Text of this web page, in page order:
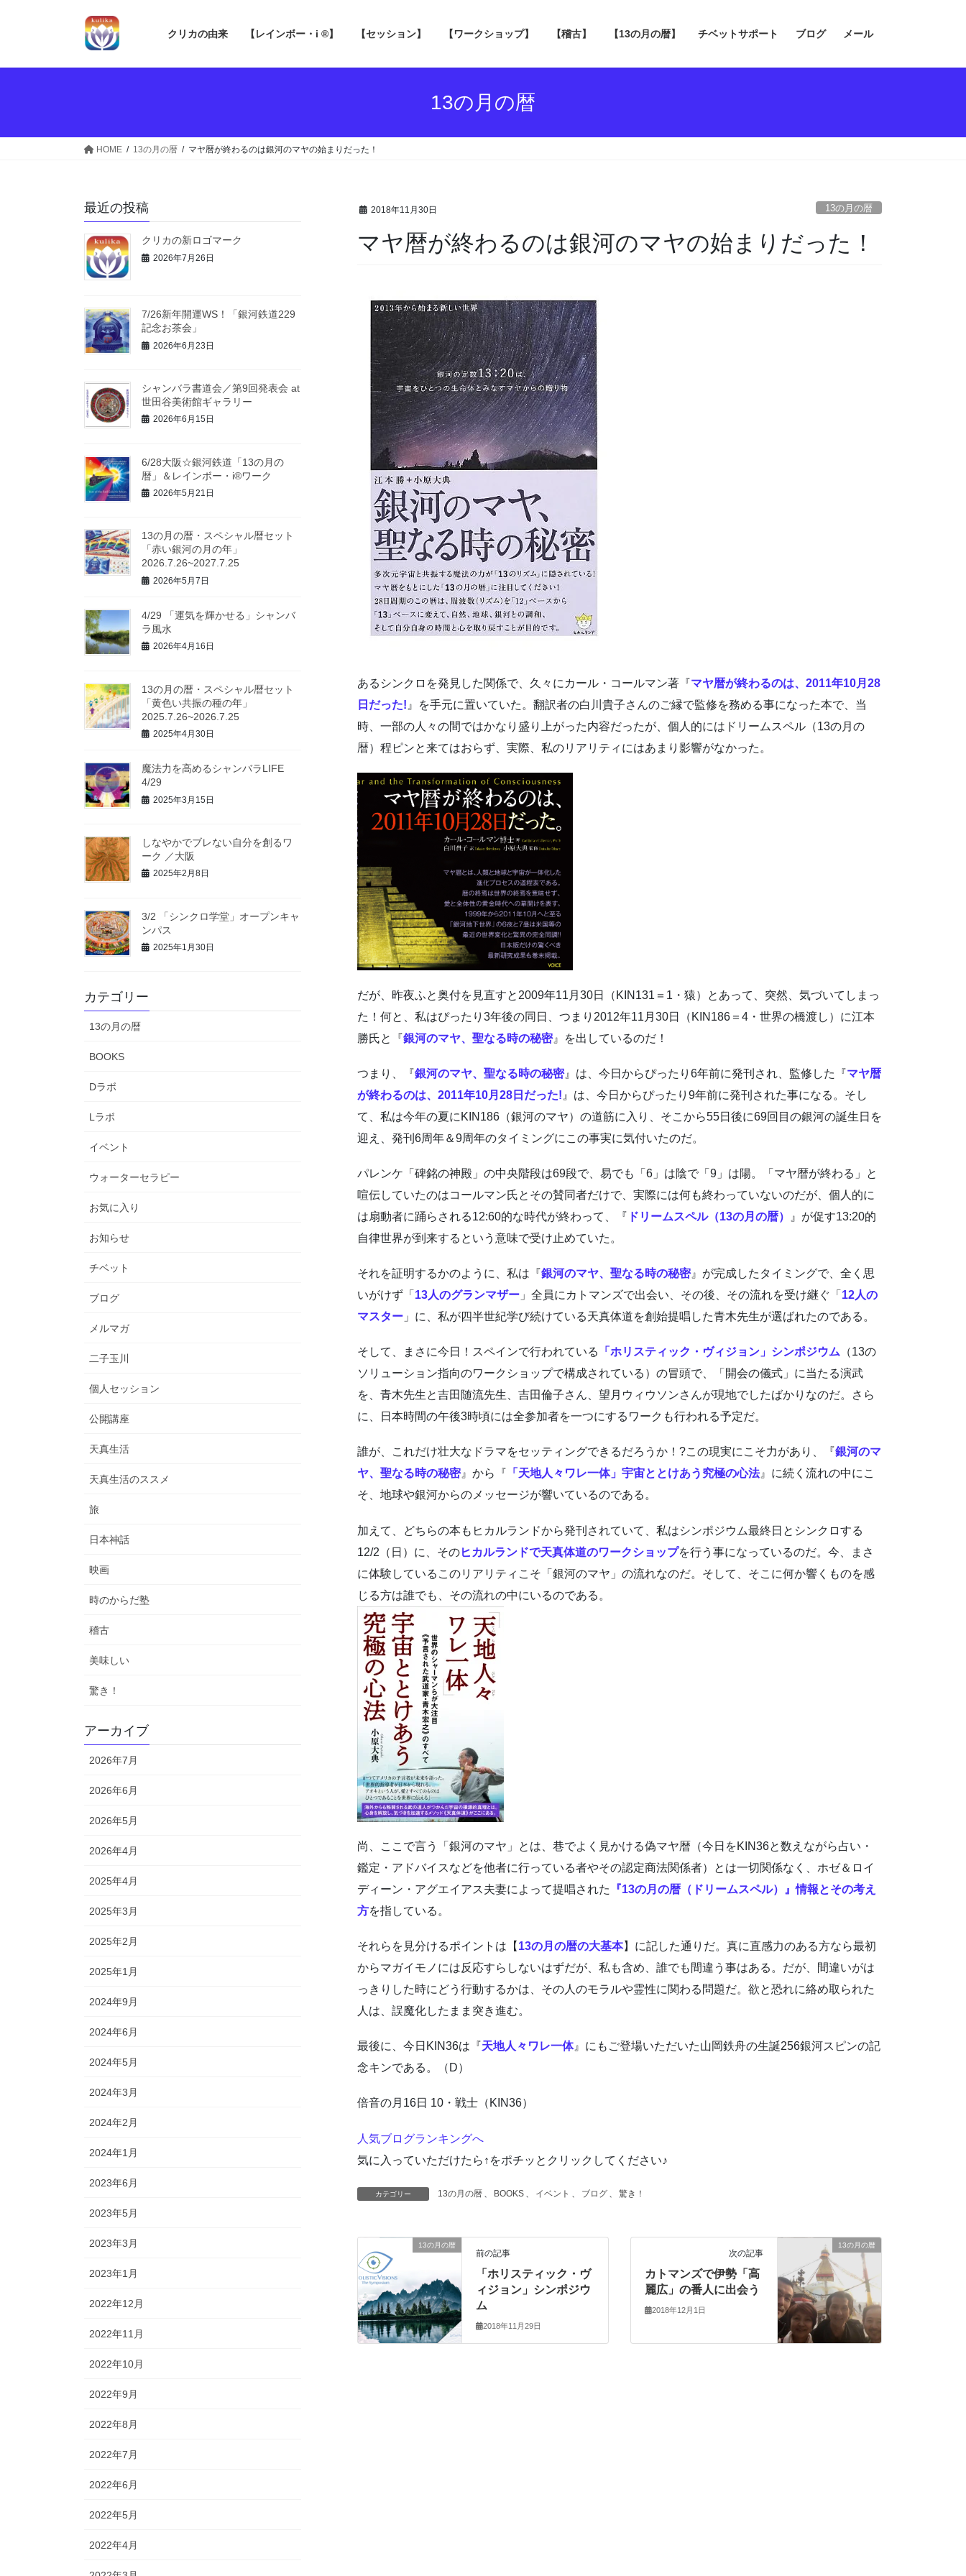
クリカの由来 【レインボー・i ®】 【セッション】 【ワークショップ】 【稽古】 【13の月の暦】 チベットサポート ブログ メール
13の月の暦
HOME 13の月の暦 マヤ暦が終わるのは銀河のマヤの始まりだった！
2018年11月30日 13の月の暦
マヤ暦が終わるのは銀河のマヤの始まりだった！
あるシンクロを発見した関係で、久々にカール・コールマン著『マヤ暦が終わるのは、2011年10月28
日だった! 』を手元に置いていた。翻訳者の白川貴子さんのご縁で監修を務める事になった本で、当
時、一部の人々の間ではかなり盛り上がった内容だったが、個人的にはドリームスペル（13の月の
暦）程ピンと来てはおらず、実際、私のリアリティにはあまり影響がなかった。
だが、昨夜ふと奥付を見直すと2009年11月30日（KIN131＝1・猿）とあって、突然、気づいてしまっ
た！何と、私はぴったり3年後の同日、つまり2012年11月30日（KIN186＝4・世界の橋渡し）に江本
勝氏と『銀河のマヤ、聖なる時の秘密』を出しているのだ！
つまり、『銀河のマヤ、聖なる時の秘密』は、今日からぴったり6年前に発刊され、監修した『マヤ暦
が終わるのは、2011年10月28日だった! 』は、今日からぴったり9年前に発刊された事になる。そし
て、私は今年の夏にKIN186（銀河のマヤ）の道筋に入り、そこから55日後に69回目の銀河の誕生日を
迎え、発刊6周年＆9周年のタイミングにこの事実に気付いたのだ。
パレンケ「碑銘の神殿」の中央階段は69段で、易でも「6」は陰で「9」は陽。「マヤ暦が終わる」と
喧伝していたのはコールマン氏とその賛同者だけで、実際には何も終わっていないのだが、個人的に
は扇動者に踊らされる12:60的な時代が終わって、『 ドリームスペル（13の月の暦）
』が促す13:20的
自律世界が到来するという意味で受け止めていた。
それを証明するかのように、私は『銀河のマヤ、聖なる時の秘密』が完成したタイミングで、全く思
いがけず「 13人のグランマザー 」全員にカトマンズで出会い、その後、その流れを受け継ぐ「 12人の
マスター 」に、私が四半世紀学び続けている天真体道を創始提唱した青木先生が選ばれたのである。
そして、まさに今日！スペインで行われている 「ホリスティック・ヴィジョン」シンポジウム （13の
ソリューション指向のワークショップで構成されている）の冒頭で、「開会の儀式」に当たる演武
を、青木先生と吉田随流先生、吉田倫子さん、望月ウィウソンさんが現地でしたばかりなのだ。さら
に、日本時間の午後3時頃には全参加者を一つにするワークも行われる予定だ。
誰が、これだけ壮大なドラマをセッティングできるだろうか！?この現実にこそ力があり、『 銀河のマ
ヤ、聖なる時の秘密』から『 「天地人々ワレ一体」宇宙ととけあう究極の心法』に続く流れの中にこ
そ、地球や銀河からのメッセージが響いているのである。
加えて、どちらの本もヒカルランドから発刊されていて、私はシンポジウム最終日とシンクロする
12/2（日）に、そのヒカルランドで天真体道のワークショップを行う事になっているのだ。今、まさ
に体験しているこのリアリティこそ「銀河のマヤ」の流れなのだ。そして、そこに何か響くものを感
じる方は誰でも、その流れの中にいるのである。
尚、ここで言う「銀河のマヤ」とは、巷でよく見かける偽マヤ暦（今日をKIN36と数えながら占い・
鑑定・アドバイスなどを他者に行っている者やその認定商法関係者）とは一切関係なく、ホゼ＆ロイ
ディーン・アグエイアス夫妻によって提唱された
『13の月の暦（ドリームスペル）』情報とその考え
方を指している。
それらを見分けるポイントは【 13の月の暦の大基本】に記した通りだ。真に直感力のある方なら最初
からマガイモノには反応すらしないはずだが、私も含め、誰でも間違う事はある。だが、間違いがは
っきりした時にどう行動するかは、その人のモラルや霊性に関わる問題だ。欲と恐れに絡め取られた
人は、誤魔化したまま突き進む。
最後に、今日KIN36は『天地人々ワレ一体』にもご登場いただいた山岡鉄舟の生誕256銀河スピンの記
念キンである。（D）
倍音の月16日 10・戦士（KIN36）
人気ブログランキングへ
気に入っていただけたら↑をポチッとクリックしてください♪
カテゴリー 13の月の暦 BOOKS イベント ブログ 驚き！
13の月の暦
前の記事
「ホリスティック・ヴ
ィジョン」シンポジウ
ム
2018年11月29日
13の月の暦
次の記事
カトマンズで伊勢「高
麗広」の番人に出会う
2018年12月1日
最近の投稿
クリカの新ロゴマーク
2026年7月26日
7/26新年開運WS！「銀河鉄道229
記念お茶会」
2026年6月23日
シャンバラ書道会／第9回発表会 at
世田谷美術館ギャラリー
2026年6月15日
6/28大阪☆銀河鉄道「13の月の
暦」＆レインボー・i®ワーク
2026年5月21日
13の月の暦・スペシャル暦セット
「赤い銀河の月の年」
2026.7.26~2027.7.25
2026年5月7日
4/29 「運気を輝かせる」シャンバ
ラ風水
2026年4月16日
13の月の暦・スペシャル暦セット
「黄色い共振の種の年」
2025.7.26~2026.7.25
2025年4月30日
魔法力を高めるシャンバラLIFE
4/29
2025年3月15日
しなやかでブレない自分を創るワ
ーク ／大阪
2025年2月8日
3/2 「シンクロ学堂」オープンキャ
ンパス
2025年1月30日
カテゴリー
13の月の暦
BOOKS
Dラボ
Lラボ
イベント
ウォーターセラピー
お気に入り
お知らせ
チベット
ブログ
メルマガ
二子玉川
個人セッション
公開講座
天真生活
天真生活のススメ
旅
日本神話
映画
時のからだ塾
稽古
美味しい
驚き！
アーカイブ
2026年7月
2026年6月
2026年5月
2026年4月
2025年4月
2025年3月
2025年2月
2025年1月
2024年9月
2024年6月
2024年5月
2024年3月
2024年2月
2024年1月
2023年6月
2023年5月
2023年3月
2023年1月
2022年12月
2022年11月
2022年10月
2022年9月
2022年8月
2022年7月
2022年6月
2022年5月
2022年4月